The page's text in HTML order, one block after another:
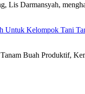
Lis Darmansyah,
Untuk Kelompok Tani
Buah Produktif,